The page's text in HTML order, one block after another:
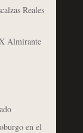
Reales
Almirante
en el